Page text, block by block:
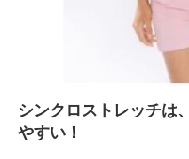
シンクロストレッチは
やすい！